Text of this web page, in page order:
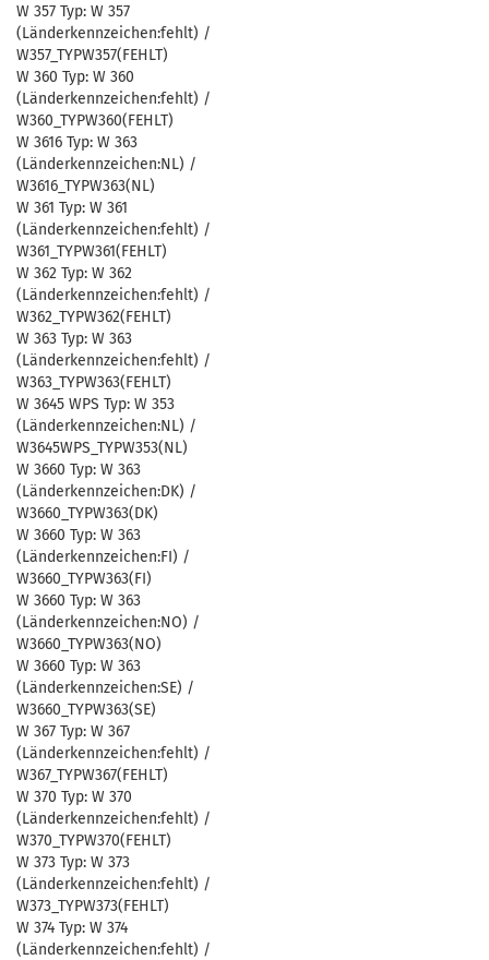
W 357 Typ: W 357
(Länderkennzeichen:fehlt) /
W357_TYPW357(FEHLT)
W 360 Typ: W 360
(Länderkennzeichen:fehlt) /
W360_TYPW360(FEHLT)
W 3616 Typ: W 363
(Länderkennzeichen:NL) /
W3616_TYPW363(NL)
W 361 Typ: W 361
(Länderkennzeichen:fehlt) /
W361_TYPW361(FEHLT)
W 362 Typ: W 362
(Länderkennzeichen:fehlt) /
W362_TYPW362(FEHLT)
W 363 Typ: W 363
(Länderkennzeichen:fehlt) /
W363_TYPW363(FEHLT)
W 3645 WPS Typ: W 353
(Länderkennzeichen:NL) /
W3645WPS_TYPW353(NL)
W 3660 Typ: W 363
(Länderkennzeichen:DK) /
W3660_TYPW363(DK)
W 3660 Typ: W 363
(Länderkennzeichen:FI) /
W3660_TYPW363(FI)
W 3660 Typ: W 363
(Länderkennzeichen:NO) /
W3660_TYPW363(NO)
W 3660 Typ: W 363
(Länderkennzeichen:SE) /
W3660_TYPW363(SE)
W 367 Typ: W 367
(Länderkennzeichen:fehlt) /
W367_TYPW367(FEHLT)
W 370 Typ: W 370
(Länderkennzeichen:fehlt) /
W370_TYPW370(FEHLT)
W 373 Typ: W 373
(Länderkennzeichen:fehlt) /
W373_TYPW373(FEHLT)
W 374 Typ: W 374
(Länderkennzeichen:fehlt) /